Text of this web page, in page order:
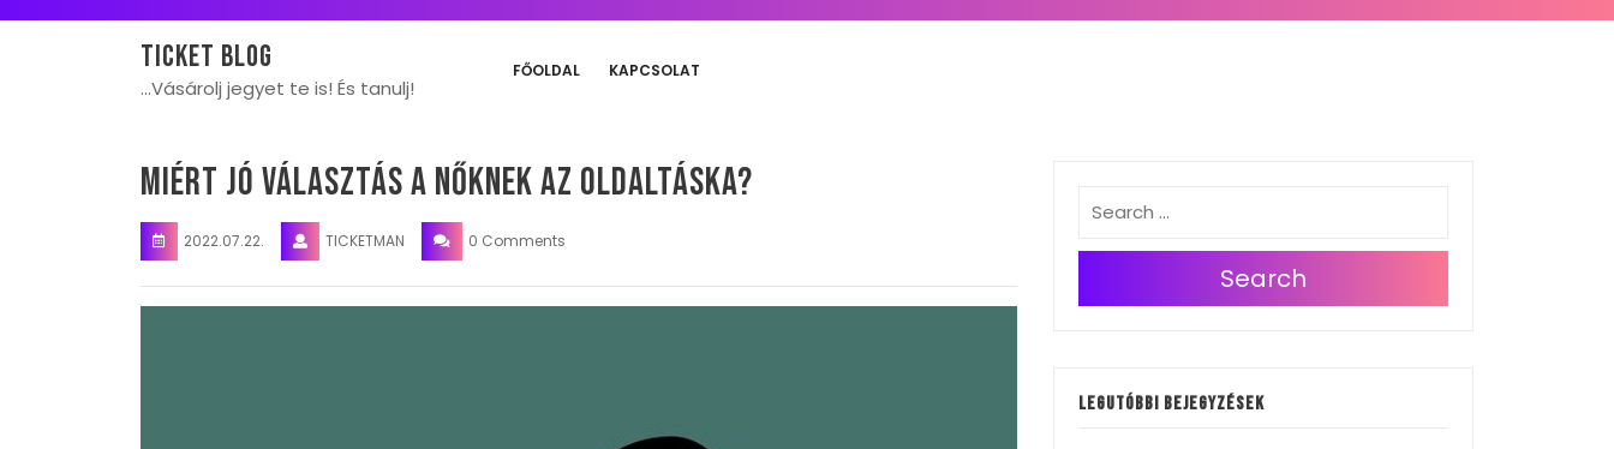
Ticket blog
…Vásárolj jegyet te is! És tanulj!
FŐOLDAL KAPCSOLAT
Miért jó választás a nőknek az oldaltáska?
2022.07.22. TICKETMAN 0 Comments
Search
Legutóbbi bejegyzések